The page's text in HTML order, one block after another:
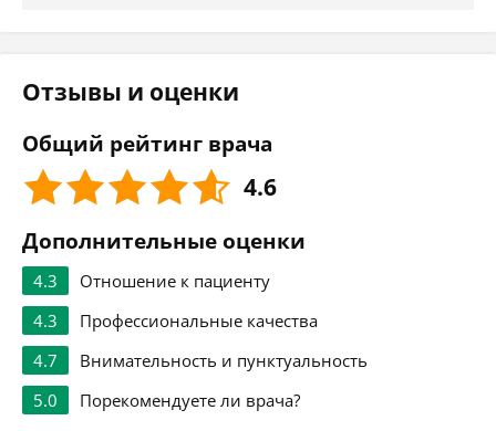
Отзывы и оценки
Общий рейтинг врача
4.6
Дополнительные оценки
4.3
Отношение к пациенту
4.3
Профессиональные качества
4.7
Внимательность и пунктуальность
5.0
Порекомендуете ли врача?